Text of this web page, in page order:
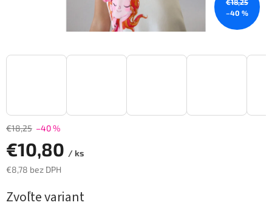
€18,25
–40 %
€18,25 –40 %
€10,80 / ks
€8,78 bez DPH
cena:
Zvoľte variant